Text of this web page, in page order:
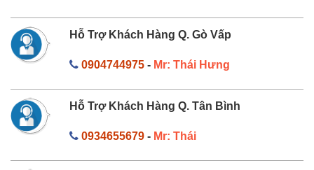
Hỗ Trợ Khách Hàng Q. Gò Vấp
0904744975- Mr: Thái Hưng
Hỗ Trợ Khách Hàng Q. Tân Bình
0934655679- Mr: Thái